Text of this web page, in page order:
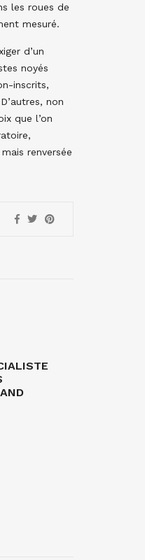
les roues de
mesuré.
d’un
noyés
inscrits,
non
que l’on
renversée